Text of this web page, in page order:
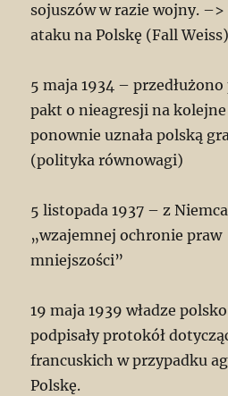
sojuszów w razie wojny. –>
ataku na Polskę (Fall Weiss)
5 maja 1934 –
pakt o nieagresji na kolejne
ponownie uznała polską
(polityka równowagi)
5 listopada 1937 – z
„wzajemnej ochronie praw
mniejszości”
19 maja 1939 władze
podpisały protokół
francuskich w przypadku
Polskę.